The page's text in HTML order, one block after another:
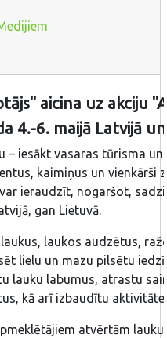
aicina uz akciju
4.-6. maijā Latvijā
– iesākt vasaras tūrisma
kaimiņus un vienkārši
ieraudzīt, nogaršot,
gan Lietuvā.
laukos audzētus,
lielu un mazu pilsētu
lauku labumus, atrastu
kā arī izbaudītu
atvērtām